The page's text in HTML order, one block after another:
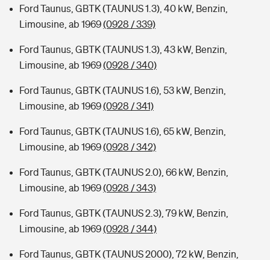
Sie haben Fragen?
Zur Übersicht
Kinderunfall-Check: Mehr Sicherheit für deine Kids
Typklassen: So ist Ihr Auto eingestuft
Sie haben Fragen?
Ford Taunus, GBTK (TAUNUS 1.3), 40 kW, Benzin,
Limousine, ab 1969(0928 / 339)
Ford Taunus, GBTK (TAUNUS 1.3), 43 kW, Benzin,
Limousine, ab 1969(0928 / 340)
Ford Taunus, GBTK (TAUNUS 1.6), 53 kW, Benzin,
Limousine, ab 1969(0928 / 341)
Ford Taunus, GBTK (TAUNUS 1.6), 65 kW, Benzin,
Limousine, ab 1969(0928 / 342)
Ford Taunus, GBTK (TAUNUS 2.0), 66 kW, Benzin,
Limousine, ab 1969(0928 / 343)
Ford Taunus, GBTK (TAUNUS 2.3), 79 kW, Benzin,
Limousine, ab 1969(0928 / 344)
Ford Taunus, GBTK (TAUNUS 2000), 72 kW, Benzin,